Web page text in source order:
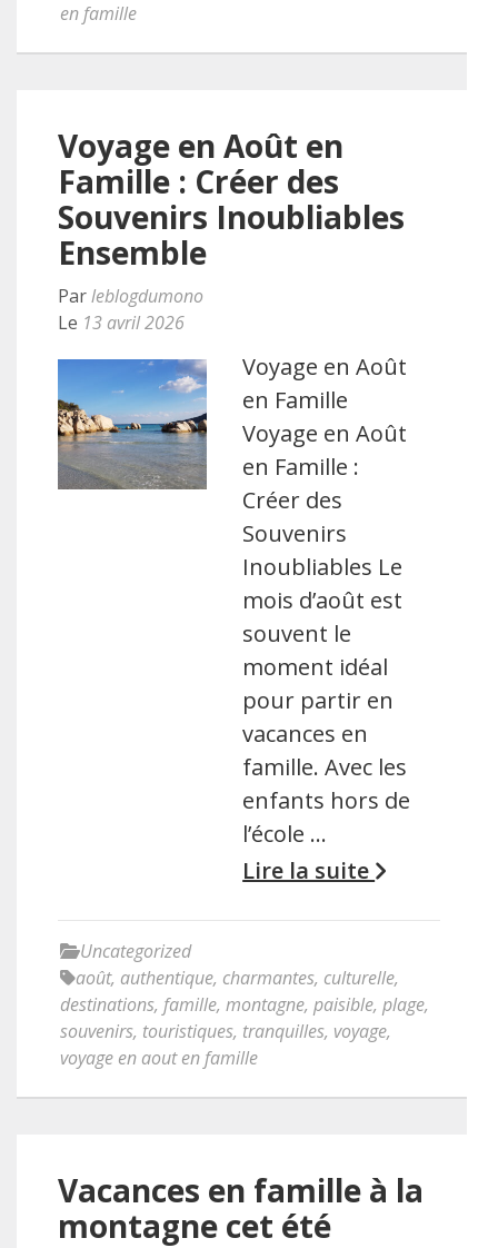
en famille
Voyage en Août en
Famille : Créer des
Souvenirs Inoubliables
Ensemble
Parleblogdumono
Le 13 avril 2026
Voyage en Août
en Famille
Voyage en Août
en Famille :
Créer des
Souvenirs
Inoubliables Le
mois d’août est
souvent le
moment idéal
pour partir en
vacances en
famille. Avec les
enfants hors de
l’école …
Lire la suite
Uncategorized
août, authentique, charmantes, culturelle,
destinations, famille, montagne, paisible, plage,
souvenirs, touristiques, tranquilles, voyage,
voyage en aout en famille
Vacances en famille à la
montagne cet été